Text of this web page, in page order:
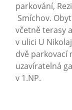
parkování,
Smíchov.
včetně terasy
v ulici U
dvě parkovací
uzavíratelná
v 1.NP.